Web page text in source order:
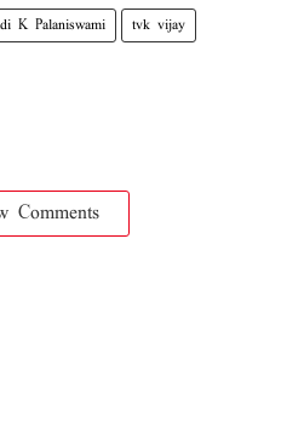
K Palaniswami tvk vijay
Comments